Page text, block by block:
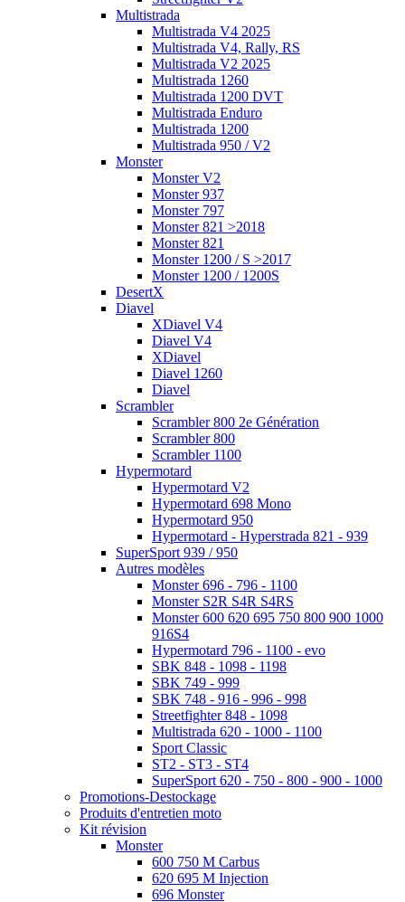
Multistrada
Multistrada V4 2025
Multistrada V4, Rally, RS
Multistrada V2 2025
Multistrada 1260
Multistrada 1200 DVT
Multistrada Enduro
Multistrada 1200
Multistrada 950 / V2
Monster
Monster V2
Monster 937
Monster 797
Monster 821 >2018
Monster 821
Monster 1200 / S >2017
Monster 1200 / 1200S
DesertX
Diavel
XDiavel V4
Diavel V4
XDiavel
Diavel 1260
Diavel
Scrambler
Scrambler 800 2e Génération
Scrambler 800
Scrambler 1100
Hypermotard
Hypermotard V2
Hypermotard 698 Mono
Hypermotard 950
Hypermotard - Hyperstrada 821 - 939
SuperSport 939 / 950
Autres modèles
Monster 696 - 796 - 1100
Monster S2R S4R S4RS
Monster 600 620 695 750 800 900 1000
916S4
Hypermotard 796 - 1100 - evo
SBK 848 - 1098 - 1198
SBK 749 - 999
SBK 748 - 916 - 996 - 998
Streetfighter 848 - 1098
Multistrada 620 - 1000 - 1100
Sport Classic
ST2 - ST3 - ST4
SuperSport 620 - 750 - 800 - 900 - 1000
Promotions-Destockage
Produits d'entretien moto
Kit révision
Monster
600 750 M Carbus
620 695 M Injection
696 Monster